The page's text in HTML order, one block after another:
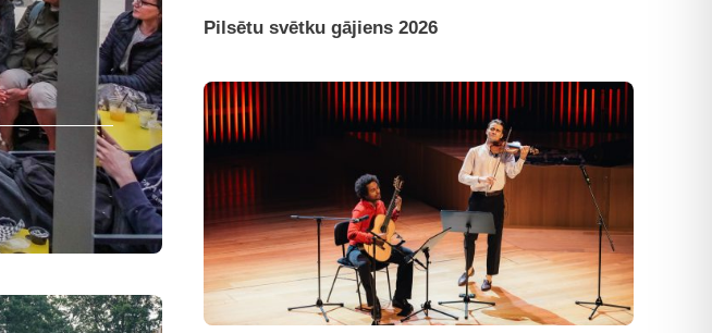
Pilsētu svētku gājiens 2026